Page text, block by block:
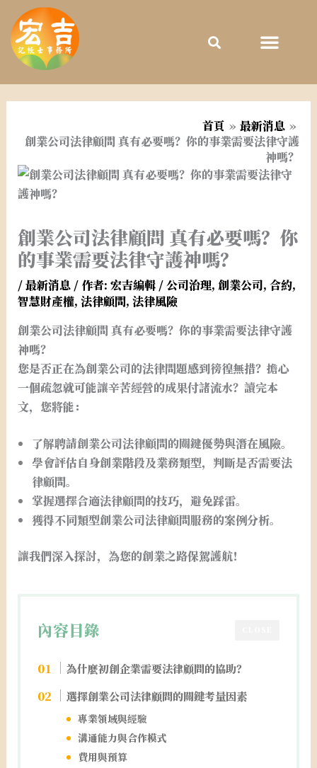
內
容
首頁
最新消息
創業公司法律顧問 真有必要嗎？你的事業需要法律守護
神嗎？
創業公司法律顧問 真有必要嗎？你
的事業需要法律守護神嗎？
/最新消息/ 作者: 宏吉編輯 /公司治理, 創業公司, 合約,
智慧財產權, 法律顧問, 法律風險
創業公司法律顧問 真有必要嗎？你的事業需要法律守護
神嗎？
您是否正在為創業公司的法律問題感到徬徨無措？擔心
一個疏忽就可能讓辛苦經營的成果付諸流水？讀完本
文，您將能：
了解聘請創業公司法律顧問的關鍵優勢與潛在風險。
學會評估自身創業階段及業務類型，判斷是否需要法
律顧問。
掌握選擇合適法律顧問的技巧，避免踩雷。
獲得不同類型創業公司法律顧問服務的案例分析。
讓我們深入探討，為您的創業之路保駕護航！
內容目錄
為什麼初創企業需要法律顧問的協助？
選擇創業公司法律顧問的關鍵考量因素
專業領域與經驗
溝通能力與合作模式
費用與預算